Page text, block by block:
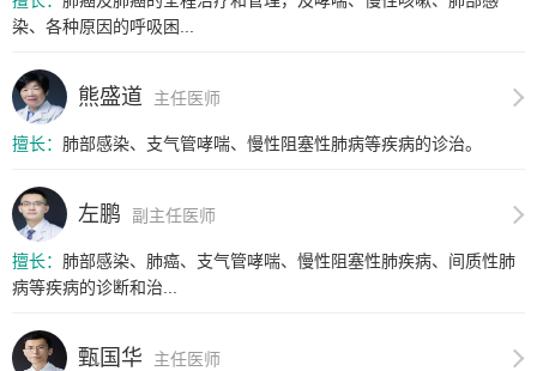
染、各种原因的呼吸困...
熊盛道 主任医师
擅长： 肺部感染、支气管哮喘、慢性阻塞性肺病等疾病的诊治。
左鹏 副主任医师
擅长： 肺部感染、肺癌、支气管哮喘、慢性阻塞性肺疾病、间质性肺
病等疾病的诊断和治...
甄国华 主任医师